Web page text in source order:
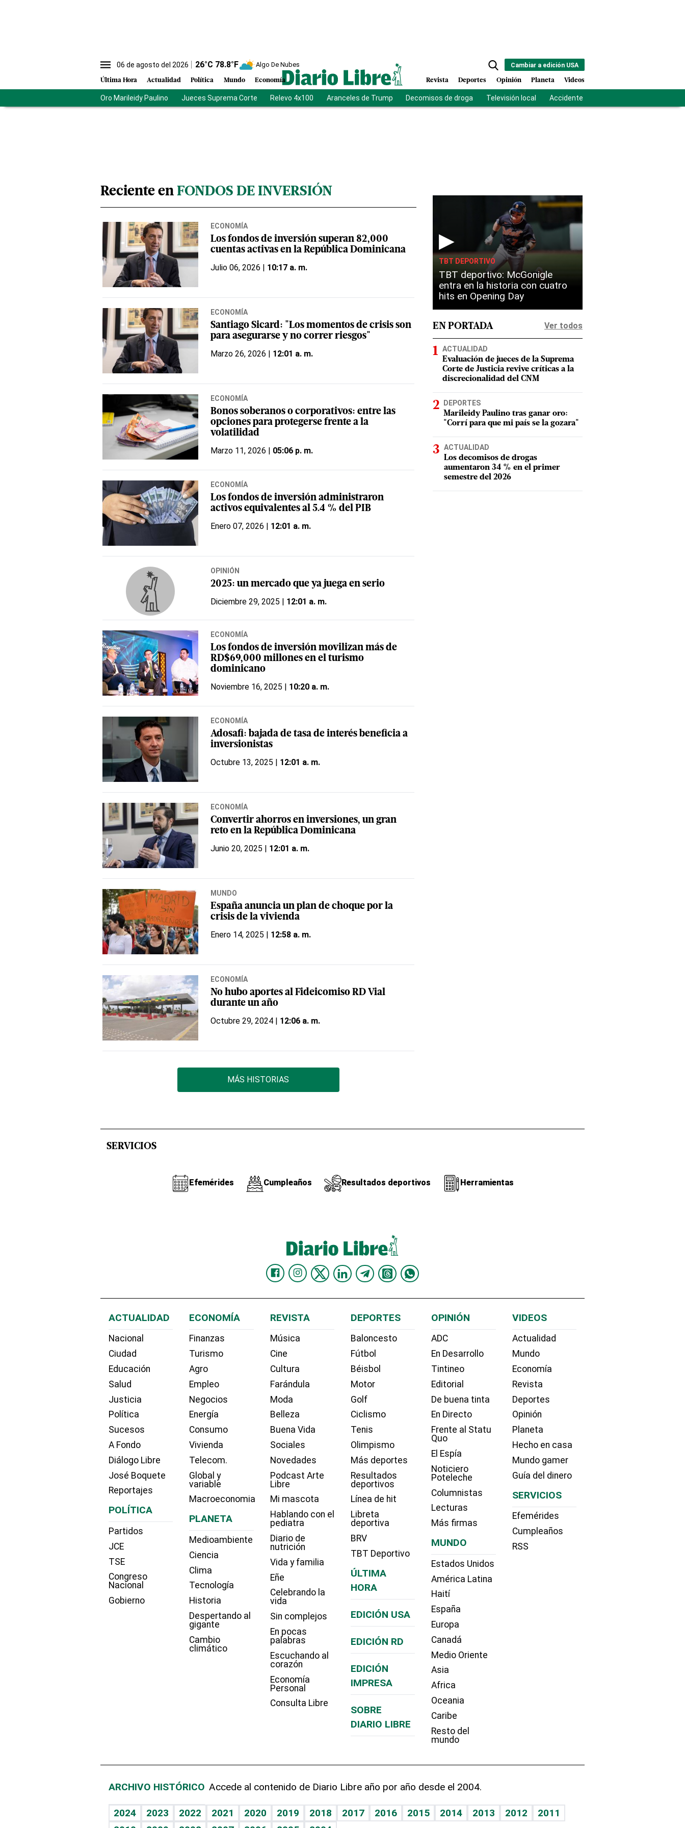
06 de agosto del 2026 26°C 78.8°F Algo De Nubes
Última Hora Actualidad Política Mundo Economía
Cambiar a edición USA
Revista Deportes Opinión Planeta Videos
Oro Marileidy Paulino Jueces Suprema Corte Relevo 4x100 Aranceles de Trump Decomisos de droga Televisión local Accidente Los Ríos
Reciente en FONDOS DE INVERSIÓN
ECONOMÍA
Los fondos de inversión superan 82,000
cuentas activas en la República Dominicana
Julio 06, 2026 | 10:17 a. m.
ECONOMÍA
Santiago Sicard: "Los momentos de crisis son
para asegurarse y no correr riesgos"
Marzo 26, 2026 | 12:01 a. m.
ECONOMÍA
Bonos soberanos o corporativos: entre las
opciones para protegerse frente a la
volatilidad
Marzo 11, 2026 | 05:06 p. m.
ECONOMÍA
Los fondos de inversión administraron
activos equivalentes al 5.4 % del PIB
Enero 07, 2026 | 12:01 a. m.
OPINIÓN
2025: un mercado que ya juega en serio
Diciembre 29, 2025 | 12:01 a. m.
ECONOMÍA
Los fondos de inversión movilizan más de
RD$69,000 millones en el turismo
dominicano
Noviembre 16, 2025 | 10:20 a. m.
ECONOMÍA
Adosafi: bajada de tasa de interés beneficia a
inversionistas
Octubre 13, 2025 | 12:01 a. m.
ECONOMÍA
Convertir ahorros en inversiones, un gran
reto en la República Dominicana
Junio 20, 2025 | 12:01 a. m.
MUNDO
España anuncia un plan de choque por la
crisis de la vivienda
Enero 14, 2025 | 12:58 a. m.
ECONOMÍA
No hubo aportes al Fideicomiso RD Vial
durante un año
Octubre 29, 2024 | 12:06 a. m.
MÁS HISTORIAS
▶
TBT DEPORTIVO
TBT deportivo: McGonigle
entra en la historia con cuatro
hits en Opening Day
EN PORTADA Ver todos
ACTUALIDAD
Evaluación de jueces de la Suprema
Corte de Justicia revive críticas a la
discrecionalidad del CNM
DEPORTES
Marileidy Paulino tras ganar oro:
"Corrí para que mi país se la gozara"
ACTUALIDAD
Los decomisos de drogas
aumentaron 34 % en el primer
semestre del 2026
SERVICIOS
Efemérides Cumpleaños Resultados deportivos Herramientas
ACTUALIDAD
Nacional
Ciudad
Educación
Salud
Justicia
Política
Sucesos
A Fondo
Diálogo Libre
José Boquete
Reportajes
POLÍTICA
Partidos
JCE
TSE
Congreso
Nacional
Gobierno
ECONOMÍA
Finanzas
Turismo
Agro
Empleo
Negocios
Energía
Consumo
Vivienda
Telecom.
Global y
variable
Macroeconomia
PLANETA
Medioambiente
Ciencia
Clima
Tecnología
Historia
Despertando al
gigante
Cambio
climático
REVISTA
Música
Cine
Cultura
Farándula
Moda
Belleza
Buena Vida
Sociales
Novedades
Podcast Arte
Libre
Mi mascota
Hablando con el
pediatra
Diario de
nutrición
Vida y familia
Eñe
Celebrando la
vida
Sin complejos
En pocas
palabras
Escuchando al
corazón
Economía
Personal
Consulta Libre
DEPORTES
Baloncesto
Fútbol
Béisbol
Motor
Golf
Ciclismo
Tenis
Olimpismo
Más deportes
Resultados
deportivos
Línea de hit
Libreta
deportiva
BRV
TBT Deportivo
ÚLTIMA
HORA
EDICIÓN USA
EDICIÓN RD
EDICIÓN
IMPRESA
SOBRE
DIARIO LIBRE
OPINIÓN
ADC
En Desarrollo
Tintineo
Editorial
De buena tinta
En Directo
Frente al Statu
Quo
El Espía
Noticiero
Poteleche
Columnistas
Lecturas
Más firmas
MUNDO
Estados Unidos
América Latina
Haití
España
Europa
Canadá
Medio Oriente
Asia
Africa
Oceania
Caribe
Resto del
mundo
VIDEOS
Actualidad
Mundo
Economía
Revista
Deportes
Opinión
Planeta
Hecho en casa
Mundo gamer
Guía del dinero
SERVICIOS
Efemérides
Cumpleaños
RSS
ARCHIVO HISTÓRICO Accede al contenido de Diario Libre año por año desde el 2004.
2024 2023 2022 2021 2020 2019 2018 2017 2016 2015 2014 2013 2012
2011